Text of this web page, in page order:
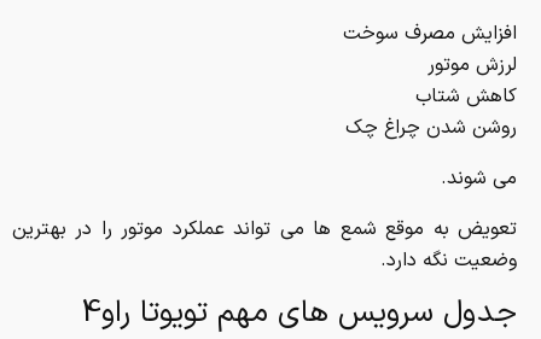
افزایش مصرف سوخت
لرزش موتور
کاهش شتاب
روشن شدن چراغ چک
می شوند.
تعویض به موقع شمع ها می تواند عملکرد موتور را در بهترین
وضعیت نگه دارد.
جدول سرویس های مهم تویوتا راو4